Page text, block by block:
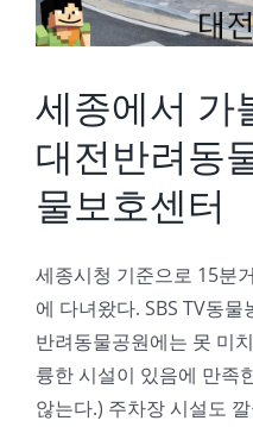
세종에서 가
대전반려동
물보호센터
세종시청 기준으로 15분
에 다녀왔다. SBS TV동
반려동물공원에는 못 미
륭한 시설이 있음에 만족
않는다.) 주차장 시설도